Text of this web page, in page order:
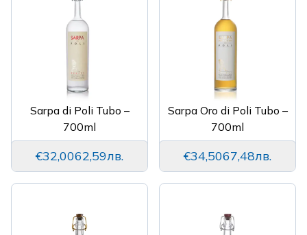
Sarpa di Poli Tubo –
700ml
€32,0062,59лв.
Sarpa Oro di Poli Tubo –
700ml
€34,5067,48лв.